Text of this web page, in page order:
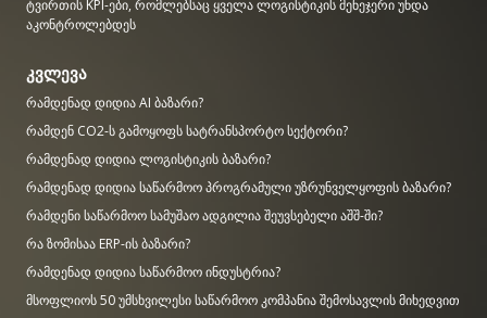
ტვირთის KPI-ები, რომლებსაც ყველა ლოგისტიკის მენეჯერი უნდა
აკონტროლებდეს
კვლევა
რამდენად დიდია AI ბაზარი?
რამდენ CO2-ს გამოყოფს სატრანსპორტო სექტორი?
რამდენად დიდია ლოგისტიკის ბაზარი?
რამდენად დიდია საწარმოო პროგრამული უზრუნველყოფის ბაზარი?
რამდენი საწარმოო სამუშაო ადგილია შეუვსებელი აშშ-ში?
რა ზომისაა ERP-ის ბაზარი?
რამდენად დიდია საწარმოო ინდუსტრია?
მსოფლიოს 50 უმსხვილესი საწარმოო კომპანია შემოსავლის მიხედვით